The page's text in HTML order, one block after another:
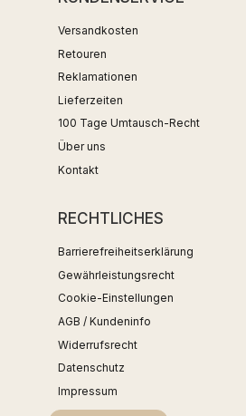
Versandkosten
Retouren
Reklamationen
Lieferzeiten
100 Tage Umtausch-Recht
Über uns
Kontakt
RECHTLICHES
Barrierefreiheitserklärung
Gewährleistungsrecht
Cookie-Einstellungen
AGB / Kundeninfo
Widerrufsrecht
Datenschutz
Impressum